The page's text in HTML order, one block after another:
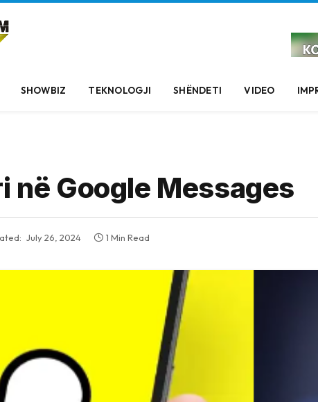
SHOWBIZ TEKNOLOGJI SHËNDETI VIDEO
në Google Messages
July 26, 2024 1 Min Read